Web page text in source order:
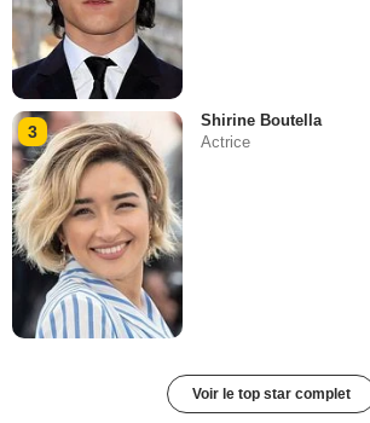
3
Shirine Boutella
Actrice
Voir le top star complet